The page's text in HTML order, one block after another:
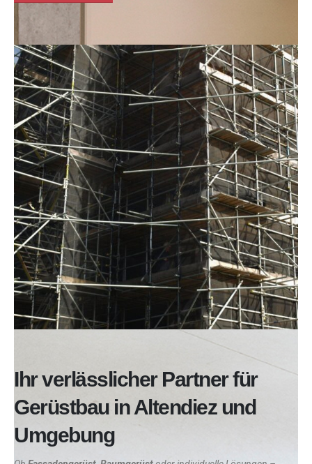
Ihr verlässlicher Partner für
Gerüstbau in Altendiez und
Umgebung